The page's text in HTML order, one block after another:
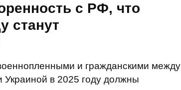
с РФ, что
станут
и гражданскими между
Украиной в 2025 году должны